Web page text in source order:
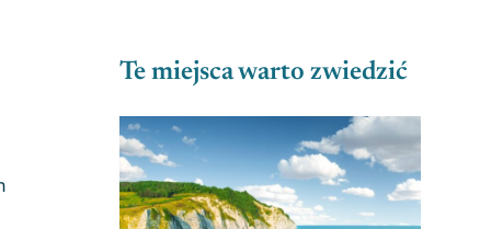
Te miejsca warto zwiedzić